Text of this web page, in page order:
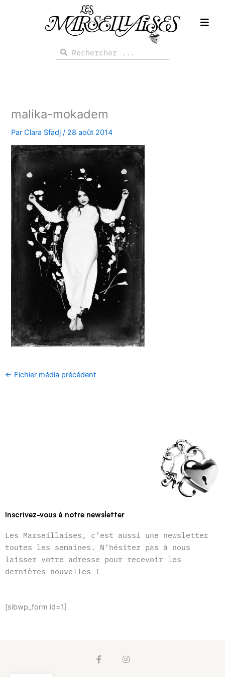
Rechercher
Rechercher
malika-mokadem
ParClara Sfadj / 28 août 2014
← Fichier média précédent
Inscrivez-vous à notre newsletter
Les Marseillaises, c’est aussi une newsletter
toutes les semaines. N’hésitez pas à nous
laisser votre adresse pour recevoir les
dernières nouvelles !
[sibwp_form id=1]
F
a
I